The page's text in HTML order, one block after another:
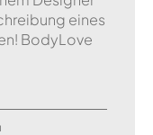
eines
BodyLove